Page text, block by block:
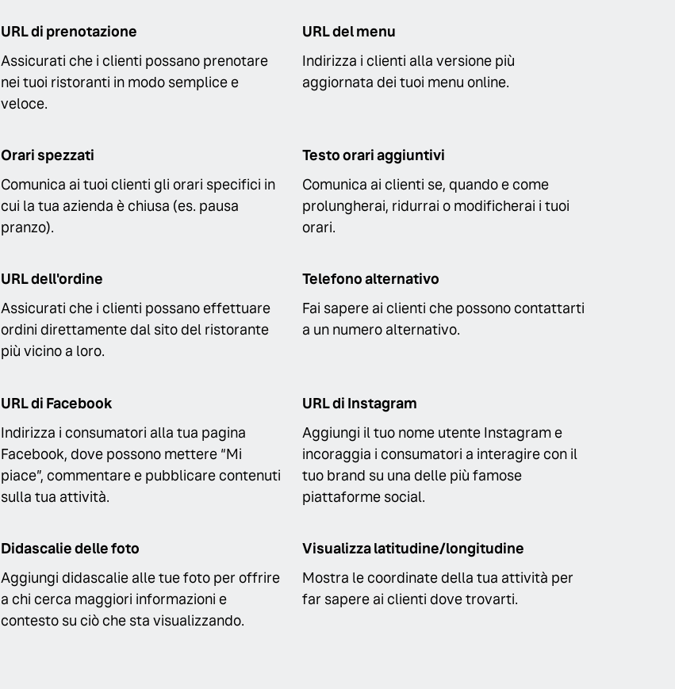
URL di prenotazione
Assicurati che i clienti possano prenotare
nei tuoi ristoranti in modo semplice e
veloce.
URL del menu
Indirizza i clienti alla versione più
aggiornata dei tuoi menu online.
Orari spezzati
Comunica ai tuoi clienti gli orari specifici in
cui la tua azienda è chiusa (es. pausa
pranzo).
Testo orari aggiuntivi
Comunica ai clienti se, quando e come
prolungherai, ridurrai o modificherai i tuoi
orari.
URL dell'ordine
Assicurati che i clienti possano effettuare
ordini direttamente dal sito del ristorante
più vicino a loro.
Telefono alternativo
Fai sapere ai clienti che possono contattarti
a un numero alternativo.
URL di Facebook
Indirizza i consumatori alla tua pagina
Facebook, dove possono mettere “Mi
piace”, commentare e pubblicare contenuti
sulla tua attività.
URL di Instagram
Aggiungi il tuo nome utente Instagram e
incoraggia i consumatori a interagire con il
tuo brand su una delle più famose
piattaforme social.
Didascalie delle foto
Aggiungi didascalie alle tue foto per offrire
a chi cerca maggiori informazioni e
contesto su ciò che sta visualizzando.
Visualizza latitudine/longitudine
Mostra le coordinate della tua attività per
far sapere ai clienti dove trovarti.